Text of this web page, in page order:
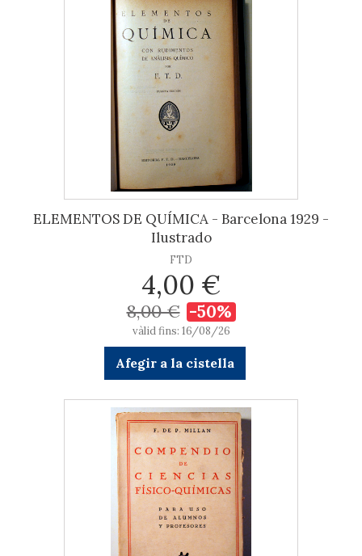
ELEMENTOS DE QUÍMICA - Barcelona 1929 -
Ilustrado
FTD
4,00 €
8,00 € -50%
vàlid fins: 16/08/26
Afegir a la cistella